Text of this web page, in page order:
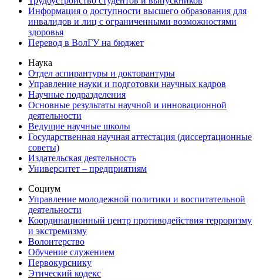
Информация о доступности высшего образования для
инвалидов и лиц с ограниченными возможностями
здоровья
Перевод в ВолГУ на бюджет
Наука
Отдел аспирантуры и докторантуры
Управление науки и подготовки научных кадров
Научные подразделения
Основные результаты научной и инновационной
деятельности
Ведущие научные школы
Государственная научная аттестация (диссертационные
советы)
Издательская деятельность
Университет – предприятиям
Социум
Управление молодежной политики и воспитательной
деятельности
Координационный центр противодействия терроризму
и экстремизму
Волонтерство
Обучение служением
Первокурснику
Этический кодекс